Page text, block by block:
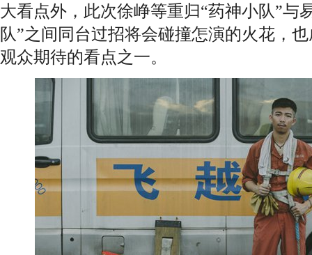
大看点外，此次徐峥等重归“药神小队”与
队”之间同台过招将会碰撞怎演的火花，
观众期待的看点之一。